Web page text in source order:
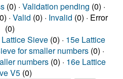
(0) · Validation pending (0) ·
· Valid (0) · Invalid (0) · Error
(0)
Sieve (0) · 15e Lattice
for smaller numbers (0) ·
numbers (0) · 16e Lattice
V5 (0)